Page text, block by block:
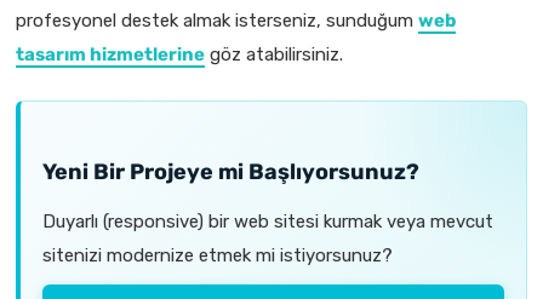
profesyonel destek almak isterseniz, sunduğum web
tasarım hizmetlerine göz atabilirsiniz.
Yeni Bir Projeye mi Başlıyorsunuz?
Duyarlı (responsive) bir web sitesi kurmak veya mevcut
sitenizi modernize etmek mi istiyorsunuz?